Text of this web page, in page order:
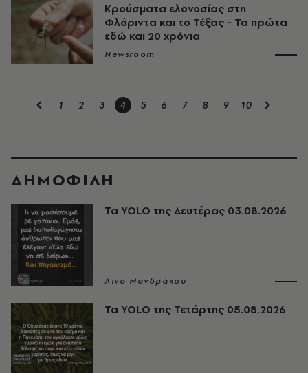
Κρούσματα ελονοσίας στη
Φλόριντα και το Τέξας - Τα πρώτα
εδώ και 20 χρόνια
Newsroom
1 2 3 4 5 6 7 8 9 10
ΔΗΜΟΦΙΛΗ
Τα YOLO της Δευτέρας 03.08.2026
Λίνα Μανδράκου
Τα YOLO της Τετάρτης 05.08.2026